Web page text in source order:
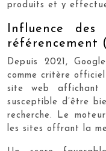
produits et y
Influence
référencement
Depuis 2021,
comme critère officiel
site web affichant
susceptible d’être
recherche. Le
les sites offrant la